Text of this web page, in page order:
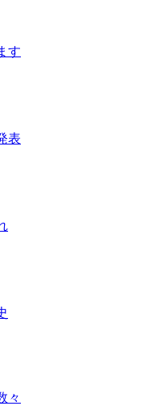
す
表
々